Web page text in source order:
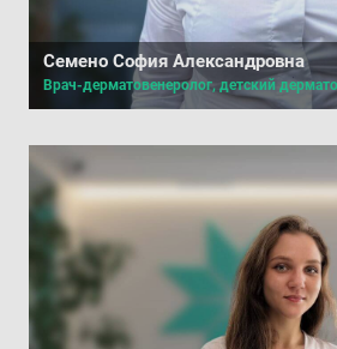
Семено София Александровна